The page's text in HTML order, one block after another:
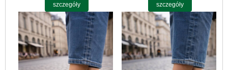
szczegóły szczegóły